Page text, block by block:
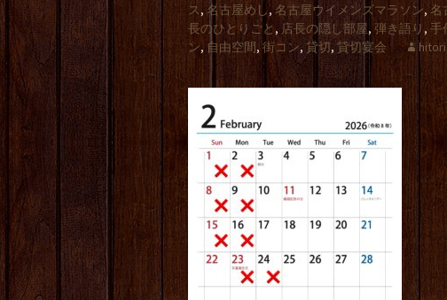
ス, 名古屋めし, 名古屋ウイメンズマラソン, 名
長のひとりごと, 店長の隠し部屋, 弾き語り , 手
ン, 自由空間, 街コン, 貸切,貸切宴会